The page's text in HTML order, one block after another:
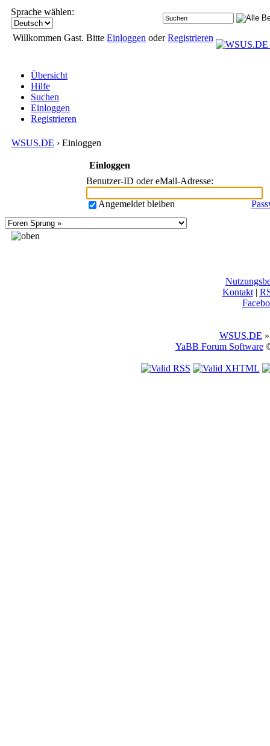
Sprache wählen:
Willkommen Gast. Bitte Einloggen oderRegistrieren
Übersicht
Hilfe
Suchen
Einloggen
Registrieren
WSUS.DE › Einloggen
Einloggen
Benutzer-ID oder eMail-Adresse:
Angemeldet bleiben
Kontakt|
WSUS.DE
YaBB Forum Software©